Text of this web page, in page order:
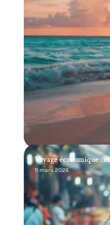
Voyage économique :
11 mars 2026